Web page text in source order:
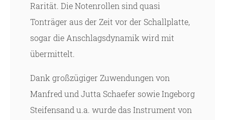
Rarität. Die Notenrollen sind quasi
Tonträger aus der Zeit vor der Schallplatte,
sogar die Anschlagsdynamik wird mit
übermittelt.
Dank großzügiger Zuwendungen von
Manfred und Jutta Schaefer sowie Ingeborg
Steifensand u.a. wurde das Instrument von